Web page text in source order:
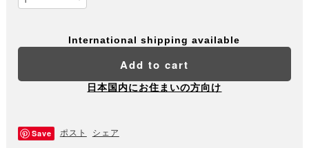
International shipping available
Add to cart
日本国内にお住まいの方向け
Save ポスト シェア